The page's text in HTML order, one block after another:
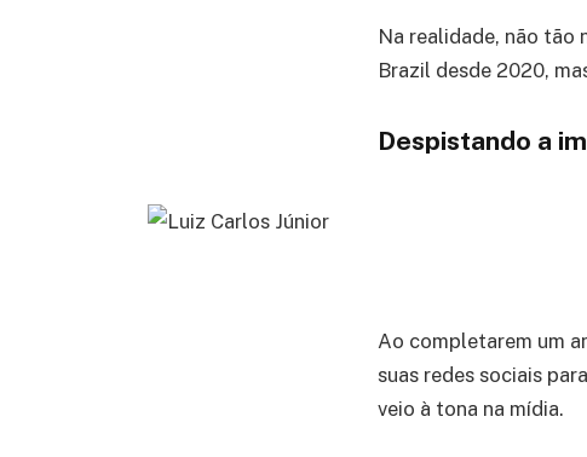
Na realidade, não tão
Brazil desde 2020,
Despistando a
Ao completarem um
suas redes sociais
veio à tona na mídia.